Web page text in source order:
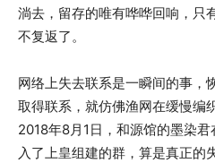
淌去，留存的唯有哗哗回响，只
不复返了。
网络上失去联系是一瞬间的事，
取得联系，就仿佛渔网在缓慢编
2018年8月1日，和源馆的墨染
入了上皇组建的群，算是真正的